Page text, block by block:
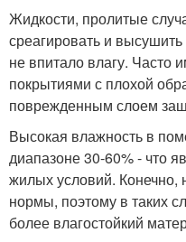
Жидкости, пролитые
среагировать и
не впитало влагу. Часто
покрытиями с плохой
поврежденным слоем
Высокая влажность в
диапазоне 30-60% - что
жилых условий. Конечно,
нормы, поэтому в таких
более влагостойкий